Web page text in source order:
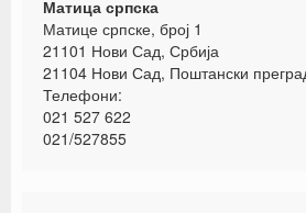
Матица српска
Матице српске, број 1
21101 Нови Сад, Србија
21104 Нови Сад, Поштански
Телефони:
021 527 622
021/527855